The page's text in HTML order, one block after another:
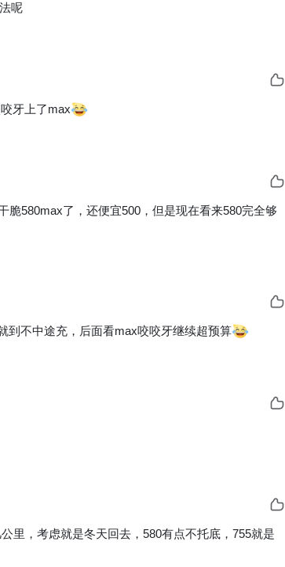
呢
牙上了max
脆580max了，还便宜500，但是现在看来580完全够
到不中途充，后面看max咬咬牙继续超预算
里，考虑就是冬天回去，580有点不托底，755就是